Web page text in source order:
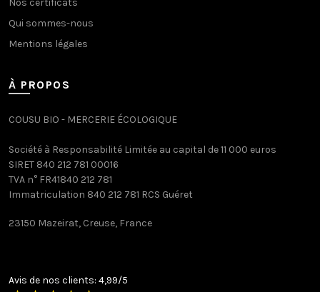
Nos certificats
Qui sommes-nous
Mentions légales
À PROPOS
COUSU BIO - MERCERIE ÉCOLOGIQUE
Société à Responsabilité Limitée au capital de 11 000 euros
SIRET 840 212 781 00016
TVA n° FR41840 212 781
Immatriculation 840 212 781 RCS Guéret
23150 Mazeirat, Creuse, France
Avis de nos clients: 4,99/5